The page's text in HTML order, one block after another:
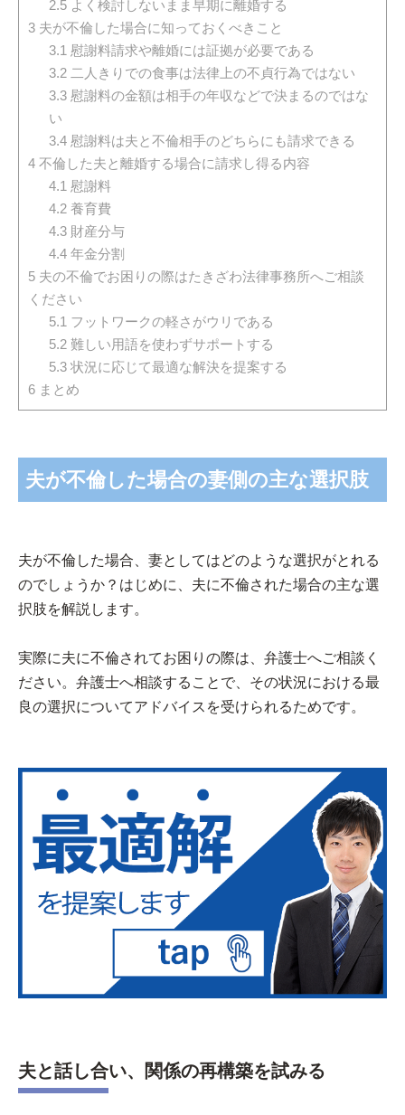
2.5よく検討しないまま早期に離婚する
3 夫が不倫した場合に知っておくべきこと
3.1 慰謝料請求や離婚には証拠が必要である
3.2二人きりでの食事は法律上の不貞行為ではない
3.3慰謝料の金額は相手の年収などで決まるのではな
い
3.4慰謝料は夫と不倫相手のどちらにも請求できる
4 不倫した夫と離婚する場合に請求し得る内容
4.1 慰謝料
4.2養育費
4.3財産分与
4.4年金分割
5 夫の不倫でお困りの際はたきざわ法律事務所へご相談
ください
5.1 フットワークの軽さがウリである
5.2難しい用語を使わずサポートする
5.3状況に応じて最適な解決を提案する
6 まとめ
夫が不倫した場合の妻側の主な選択肢
夫が不倫した場合、妻としてはどのような選択がとれる
のでしょうか？はじめに、夫に不倫された場合の主な選
択肢を解説します。
実際に夫に不倫されてお困りの際は、弁護士へご相談く
ださい。弁護士へ相談することで、その状況における最
良の選択についてアドバイスを受けられるためです。
夫と話し合い、関係の再構築を試みる